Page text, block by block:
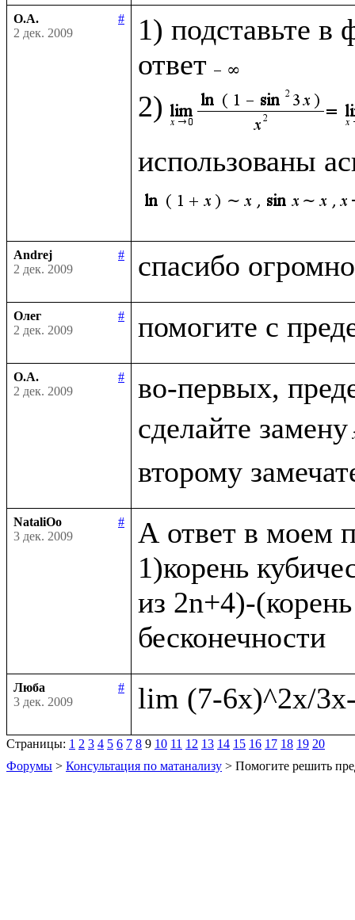
О.А.
#
2 дек. 2009
1) подставьте в
ответ
2)
использованы
Andrej
#
2 дек. 2009
Олег
#
2 дек. 2009
О.А.
#
2 дек. 2009
во-первых,
сделайте замену
NataliOo
#
3 дек. 2009
А ответ в моем
1)корень
из 2n+4)-
Люба
#
3 дек. 2009
Страницы: 1 2 3 4 5 6 7 8 9 10 11 12 13 14 15 16 17 18 19 20
Форумы > Консультация по матанализу > Помогите решить